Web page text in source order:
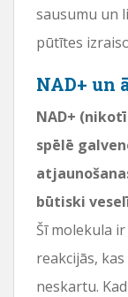
sausumu un
pūtītes
NAD+ un
NAD+
spēlē
būtiski
Šī molekula
reakcijās,
neskartu.